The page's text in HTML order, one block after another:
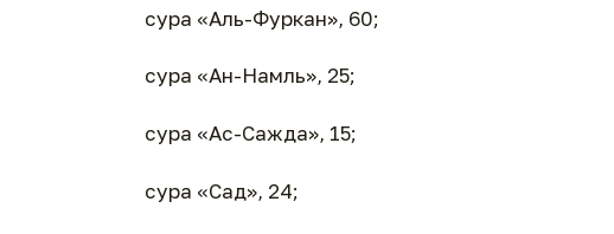
сура «Аль-Фуркан», 60;
сура «Ан-Намль», 25;
сура «Ас-Сажда», 15;
сура «Сад», 24;